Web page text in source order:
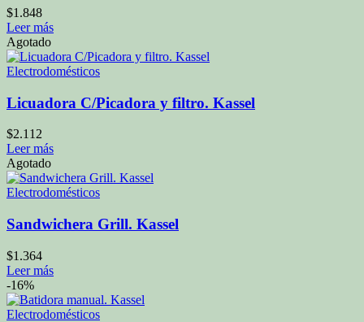
$1.848
Leer más
Agotado
Electrodomésticos
Licuadora C/Picadora y filtro. Kassel
$2.112
Leer más
Agotado
Electrodomésticos
Sandwichera Grill. Kassel
$1.364
Leer más
-16%
Electrodomésticos